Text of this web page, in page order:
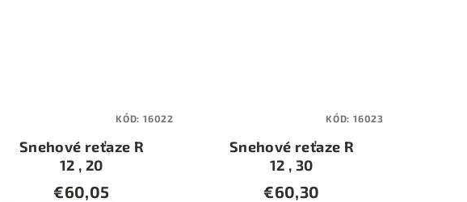
Snehové reťaze R
12 , 20
€60,05
KÓD: 16022
Snehové reťaze R
12 , 30
€60,30
KÓD: 16023